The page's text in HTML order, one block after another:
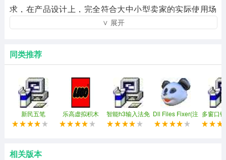
求，在产品设计上，完全符合大中小型卖家的实际使用场
∨ 展开
同类推荐
新民五笔
乐高虚拟积木
(ldd)
智能h3输入法免
费修改版
Dll Files Fixer(注
册表修复工具)
多窗口
同步控
相关版本